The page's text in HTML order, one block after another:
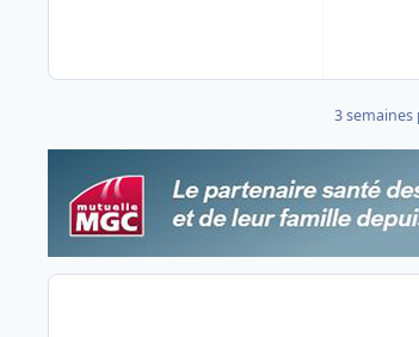
3 semaines